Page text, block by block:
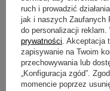
Podmiot odpowiedzialny za ten
ruch i prowadzić
jak i naszych Zaufanych
do personalizacji
prywatności .
zapisywanie na Twoim
przechowywania lub
„Konfiguracja zgód”.
momencie poprzez